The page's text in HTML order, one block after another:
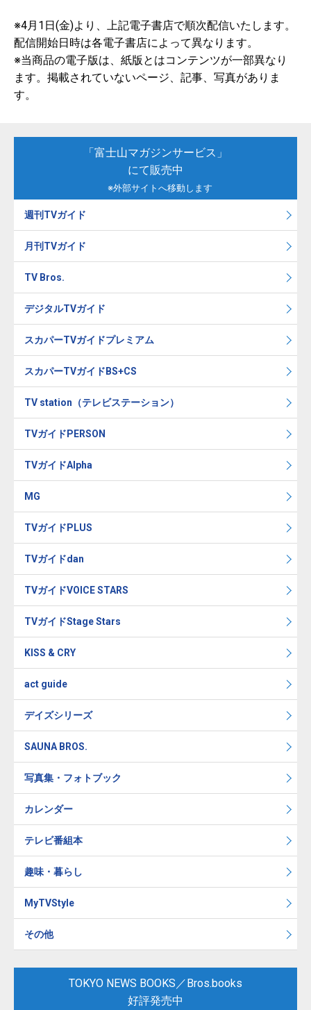
※4月1日(金)より、上記電子書店で順次配信いたします。
配信開始日時は各電子書店によって異なります。
※当商品の電子版は、紙版とはコンテンツが一部異なり
ます。掲載されていないページ、記事、写真がありま
す。
「富士山マガジンサービス」
にて販売中
※外部サイトへ移動します
週刊TVガイド
月刊TVガイド
TV Bros.
デジタルTVガイド
スカパーTVガイドプレミアム
スカパーTVガイドBS+CS
TV station（テレビステーション）
TVガイドPERSON
TVガイドAlpha
MG
TVガイドPLUS
TVガイドdan
TVガイドVOICE STARS
TVガイドStage Stars
KISS & CRY
act guide
デイズシリーズ
SAUNA BROS.
写真集・フォトブック
カレンダー
テレビ番組本
趣味・暮らし
MyTVStyle
その他
TOKYO NEWS BOOKS／Bros.books
好評発売中